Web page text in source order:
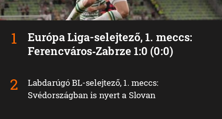
Európa Liga-selejtező, 1. meccs:
Ferencváros‑Zabrze 1:0 (0:0)
Labdarúgó BL-selejtező, 1. meccs:
Svédországban is nyert a Slovan